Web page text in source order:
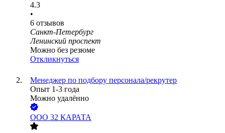
4.3
•
6 отзывов
Санкт-Петербург
Ленинский проспект
Можно без резюме
Откликнуться
Менеджер по подбору персонала/рекрутер
Опыт 1-3 года
Можно удалённо
ООО 32 КАРАТА